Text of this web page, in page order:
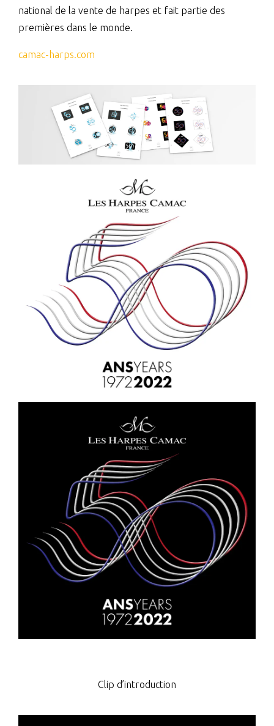
national de la vente de harpes et fait partie des
premières dans le monde.
camac-harps.com
Clip d’introduction